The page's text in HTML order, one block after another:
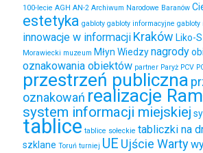
100-lecie AGH AN-2 Archiwum Narodowe Baranów
estetyka gabloty gabloty informacyjne gabloty
innowacje w informacji Kraków Liko-S
Morawiecki muzeum Młyn Wiedzynagrody
oznakowania obiektów partner Paryż PCV
przestrzeń publiczna
oznakowań realizacje
system informacji miejskiej
tablice tablice sołeckie tabliczki na
szklane Toruń turniej UE Ujście Warty